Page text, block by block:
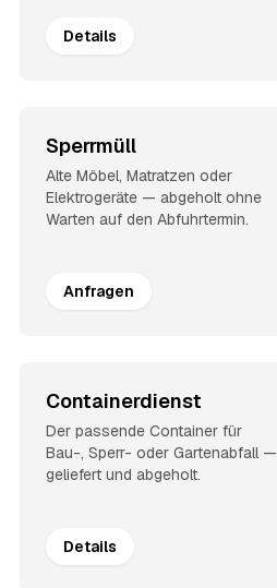
Details
Sperrmüll
Alte Möbel, Matratzen oder
Elektrogeräte — abgeholt ohne
Warten auf den Abfuhrtermin.
Anfragen
Containerdienst
Der passende Container für
Bau-, Sperr- oder Gartenabfall —
geliefert und abgeholt.
Details